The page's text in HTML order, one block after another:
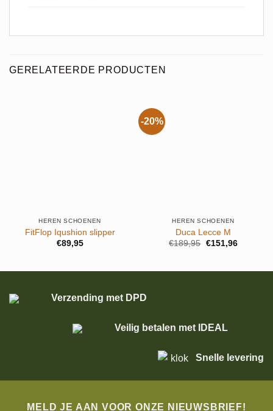
GERELATEERDE PRODUCTEN
HEREN SCHOENEN
FitFlop Iqushion slipper
€89,95
-20%
HEREN SCHOENEN
Duca Lecce M
€189,95 Oorspronkelijke
€151,96Huidige
Verzending met DPD
Veilig betalen met IDEAL
Snelle levering
MELD JE AAN VOOR ONZE NIEUWSBRIEF!